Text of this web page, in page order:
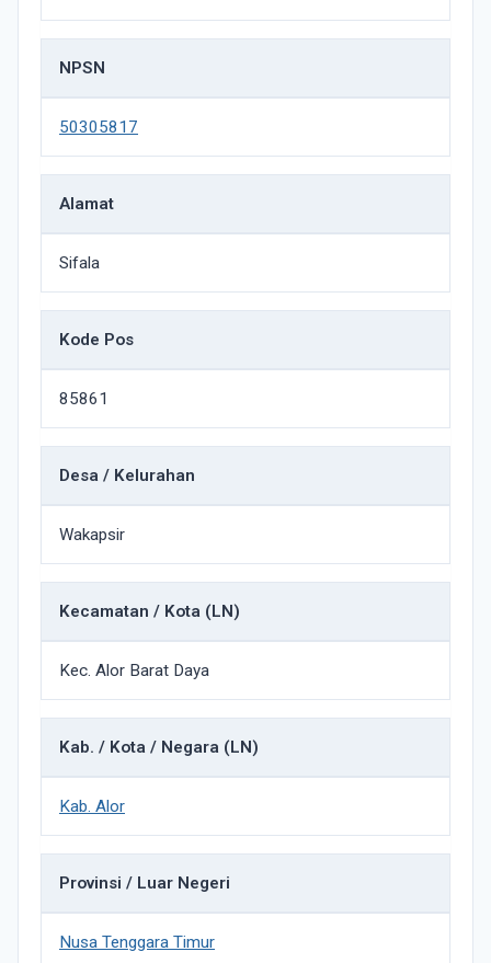
NPSN
50305817
Alamat
Sifala
Kode Pos
85861
Desa / Kelurahan
Wakapsir
Kecamatan / Kota (LN)
Kec. Alor Barat Daya
Kab. / Kota / Negara (LN)
Kab. Alor
Provinsi / Luar Negeri
Nusa Tenggara Timur